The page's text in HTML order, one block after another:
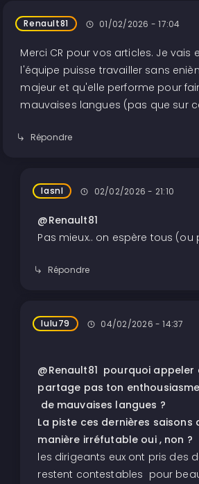
Renault81 01/02/2026 - 17:04
Merci CR pour vos articles. Je vais
l'équipe puisse travailler sans
majeur et qu'elle performe pour
mauvaises langues (pas que sur
Répondre
lasnl 02/02/2026 - 21:10
@Renault81
Pas mieux.. on espère tous (ou
Répondre
lulu79 04/02/2026 - 14:37
@Renault81 pourquoi appeler
partage pas ton
de mauvaises langues ?
La piste ces dernières saisons
manière irréfutable oui , non ?
les dirigeants eux ont pris des
restent contestables pour